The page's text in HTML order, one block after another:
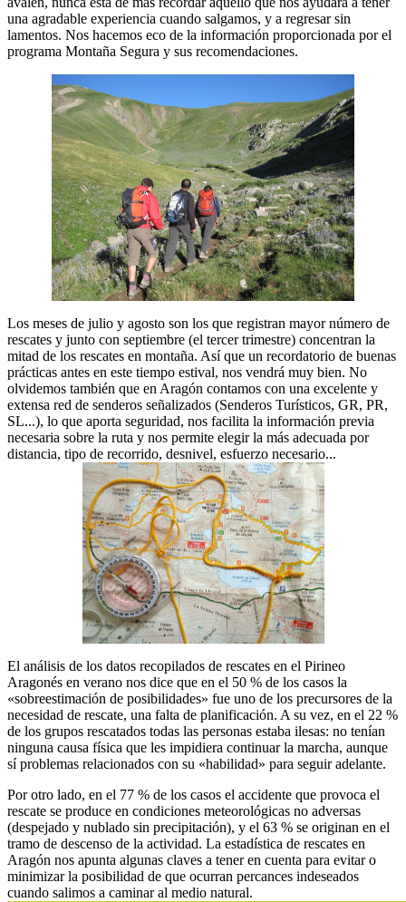
una agradable experiencia cuando salgamos, y a regresar sin
lamentos. Nos hacemos eco de la información proporcionada por el
programa Montaña Segura y sus recomendaciones.
Los meses de julio y agosto son los que registran mayor número de
rescates y junto con septiembre (el tercer trimestre) concentran la
mitad de los rescates en montaña. Así que un recordatorio de buenas
prácticas antes en este tiempo estival, nos vendrá muy bien. No
olvidemos también que en Aragón contamos con una excelente y
extensa red de senderos señalizados (Senderos Turísticos, GR, PR,
SL...), lo que aporta seguridad, nos facilita la información previa
necesaria sobre la ruta y nos permite elegir la más adecuada por
distancia, tipo de recorrido, desnivel, esfuerzo necesario...
El análisis de los datos recopilados de rescates en el Pirineo
Aragonés en verano nos dice que en el 50 % de los casos la
«sobreestimación de posibilidades» fue uno de los precursores de la
necesidad de rescate, una falta de planificación. A su vez, en el 22 %
de los grupos rescatados todas las personas estaba ilesas: no tenían
ninguna causa física que les impidiera continuar la marcha, aunque
sí problemas relacionados con su «habilidad» para seguir adelante.
Por otro lado, en el 77 % de los casos el accidente que provoca el
rescate se produce en condiciones meteorológicas no adversas
(despejado y nublado sin precipitación), y el 63 % se originan en el
tramo de descenso de la actividad. La estadística de rescates en
Aragón nos apunta algunas claves a tener en cuenta para evitar o
minimizar la posibilidad de que ocurran percances indeseados
cuando salimos a caminar al medio natural.